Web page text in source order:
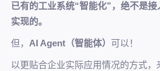
已有的工业系统“智能化”，绝不是
实现的。
但， AI Agent（智能体） 可以！
以更贴合企业实际应用情况的方式，